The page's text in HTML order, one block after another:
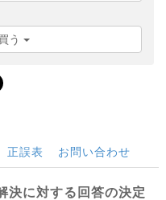
う
正誤表 お問い合わせ
決に対する回答の決定